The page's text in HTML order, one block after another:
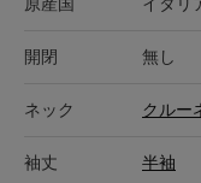
開閉 無し
ネック クルー
袖丈 半袖